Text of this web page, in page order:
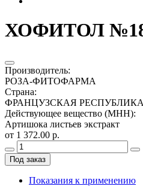
ХОФИТОЛ
Производитель:
РОЗА-ФИТОФАРМА
Страна:
ФРАНЦУЗСКАЯ РЕСПУБЛИКА
Действующее вещество (МНН):
Артишока листьев экстракт
от 1 372.00 р.
Под заказ
Показания к применению